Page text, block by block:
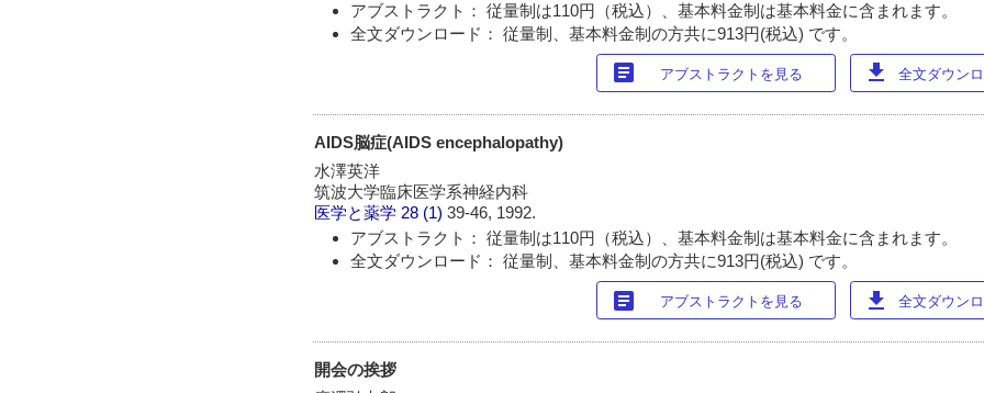
アブストラクト： 従量制は110円（税込）、基本料金制は基本料金に含まれます。
全文ダウンロード： 従量制、基本料金制の方共に913円(税込) です。
article アブストラクトを見る download 全文ダウン
AIDS脳症(AIDS encephalopathy)
水澤英洋
筑波大学臨床医学系神経内科
医学と薬学 28 (1)39-46, 1992.
アブストラクト： 従量制は110円（税込）、基本料金制は基本料金に含まれます。
全文ダウンロード： 従量制、基本料金制の方共に913円(税込) です。
article アブストラクトを見る download 全文ダウン
開会の挨拶